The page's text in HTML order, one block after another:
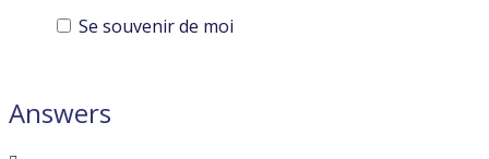
Se souvenir de moi
Answers